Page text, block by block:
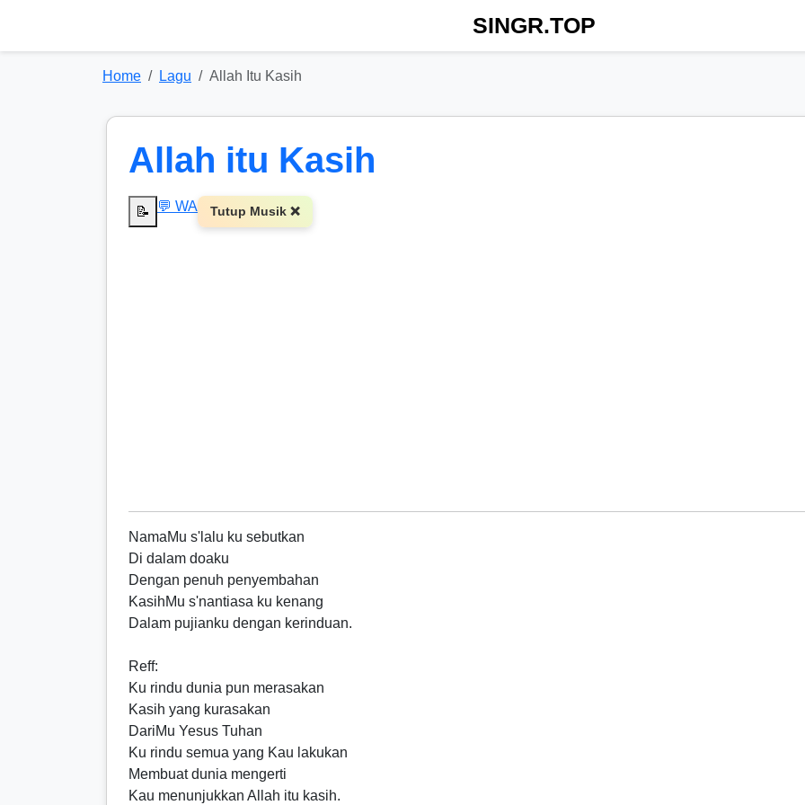
SINGR.TOP
Home Lagu Allah Itu Kasih
Allah itu Kasih
📝 💬 WA Tutup Musik ❌
NamaMu s'lalu ku sebutkan
Di dalam doaku
Dengan penuh penyembahan
KasihMu s'nantiasa ku kenang
Dalam pujianku dengan kerinduan.
Reff:
Ku rindu dunia pun merasakan
Kasih yang kurasakan
DariMu Yesus Tuhan
Ku rindu semua yang Kau lakukan
Membuat dunia mengerti
Kau menunjukkan Allah itu kasih.